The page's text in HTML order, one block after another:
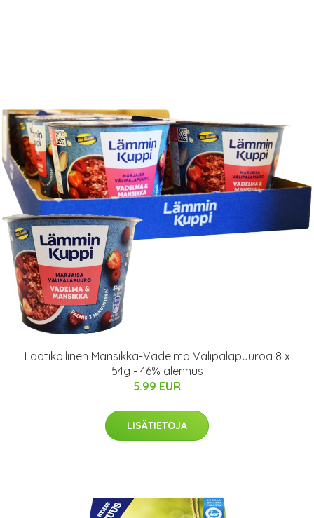
Laatikollinen Mansikka-Vadelma Välipalapuuroa 8 x
54g - 46% alennus
5.99 EUR
LISÄTIETOJA